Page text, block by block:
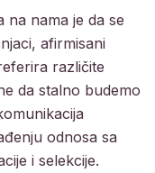
na nama je da se
afirmisani
različite
da stalno budemo
odnosa sa
i selekcije.